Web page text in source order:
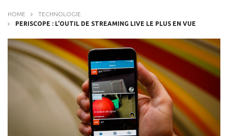
HOME
TECHNOLOGIE
PERISCOPE : L’OUTIL DE STREAMING LIVE LE PLUS EN VUE